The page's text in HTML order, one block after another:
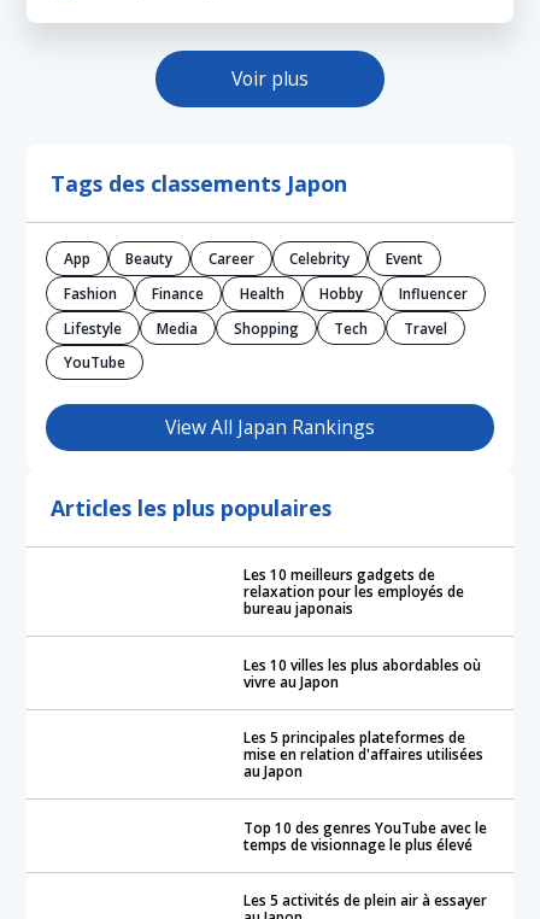
Voir plus
Tags des classements Japon
App Beauty Career Celebrity
Event
Fashion
Finance Health Hobby
Influencer
Lifestyle
Media Shopping Tech
Travel
YouTube
View All Japan Rankings
Articles les plus populaires
Les 10 meilleurs gadgets de
relaxation pour les employés de
bureau japonais
Les 10 villes les plus abordables où
vivre au Japon
Les 5 principales plateformes de
mise en relation d'affaires utilisées
au Japon
Top 10 des genres YouTube avec le
temps de visionnage le plus élevé
Les 5 activités de plein air à essayer